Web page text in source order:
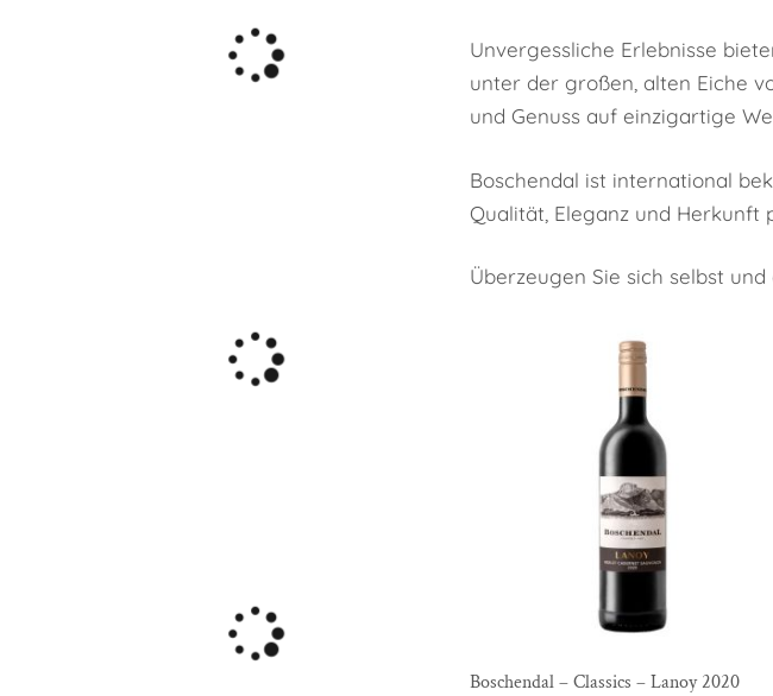
Unvergessliche Erlebnisse
unter der großen, alten Eiche
und Genuss auf einzigartige
Boschendal ist international
Qualität, Eleganz und Herkunft
Überzeugen Sie sich selbst
In den Warenkorb
Boschendal – Classics – Lanoy 2020